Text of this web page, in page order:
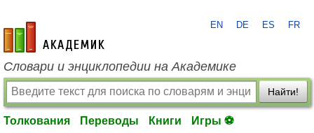
academic.ru
EN DE ES FR
Словари и энциклопедии на Академике
Найти!
Толкования Переводы Книги Игры ⚽